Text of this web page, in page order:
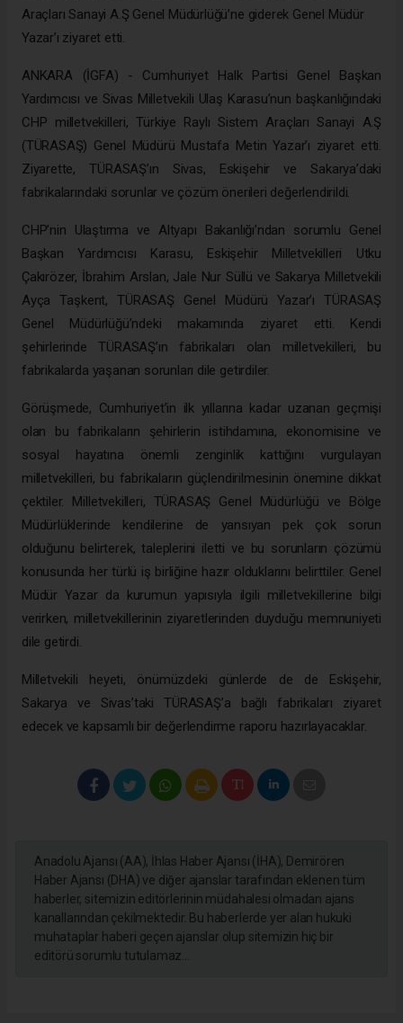
Araçları Sanayi A.Ş Genel Müdürlüğü’ne giderek Genel Müdür
Yazar’ı ziyaret etti.
ANKARA (İGFA) - Cumhuriyet Halk Partisi Genel Başkan
Yardımcısı ve Sivas Milletvekili Ulaş Karasu’nun başkanlığındaki
CHP milletvekilleri, Türkiye Raylı Sistem Araçları Sanayi A.Ş
(TÜRASAŞ) Genel Müdürü Mustafa Metin Yazar’ı ziyaret etti.
Ziyarette, TÜRASAŞ’ın Sivas, Eskişehir ve Sakarya’daki
fabrikalarındaki sorunlar ve çözüm önerileri değerlendirildi.
CHP’nin Ulaştırma ve Altyapı Bakanlığı’ndan sorumlu Genel
Başkan Yardımcısı Karasu, Eskişehir Milletvekilleri Utku
Çakırözer, İbrahim Arslan, Jale Nur Süllü ve Sakarya Milletvekili
Ayça Taşkent, TÜRASAŞ Genel Müdürü Yazar’ı TÜRASAŞ
Genel Müdürlüğü’ndeki makamında ziyaret etti. Kendi
şehirlerinde TÜRASAŞ’ın fabrikaları olan milletvekilleri, bu
fabrikalarda yaşanan sorunları dile getirdiler.
Görüşmede, Cumhuriyet’in ilk yıllarına kadar uzanan geçmişi
olan bu fabrikaların şehirlerin istihdamına, ekonomisine ve
sosyal hayatına önemli zenginlik kattığını vurgulayan
milletvekilleri, bu fabrikaların güçlendirilmesinin önemine dikkat
çektiler. Milletvekilleri, TÜRASAŞ Genel Müdürlüğü ve Bölge
Müdürlüklerinde kendilerine de yansıyan pek çok sorun
olduğunu belirterek, taleplerini iletti ve bu sorunların çözümü
konusunda her türlü iş birliğine hazır olduklarını belirttiler. Genel
Müdür Yazar da kurumun yapısıyla ilgili milletvekillerine bilgi
verirken, milletvekillerinin ziyaretlerinden duyduğu memnuniyeti
dile getirdi.
Milletvekili heyeti, önümüzdeki günlerde de de Eskişehir,
Sakarya ve Sivas’taki TÜRASAŞ’a bağlı fabrikaları ziyaret
edecek ve kapsamlı bir değerlendirme raporu hazırlayacaklar.
Anadolu Ajansı (AA), İhlas Haber Ajansı (İHA), Demirören
Haber Ajansı (DHA) ve diğer ajanslar tarafından eklenen tüm
haberler, sitemizin editörlerinin müdahalesi olmadan ajans
kanallarından çekilmektedir. Bu haberlerde yer alan hukuki
muhataplar haberi geçen ajanslar olup sitemizin hiç bir
editörü sorumlu tutulamaz...